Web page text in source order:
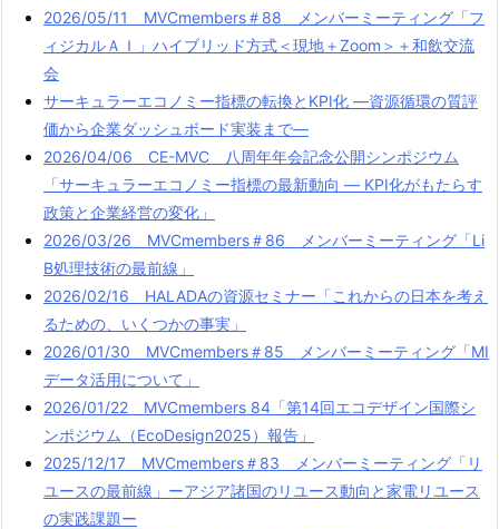
2026/05/11 MVCmembers＃88 メンバーミーティング「フ
ィジカルＡＩ」ハイブリッド方式＜現地＋Zoom＞＋和飲交流
会
サーキュラーエコノミー指標の転換とKPI化 ―資源循環の質評
価から企業ダッシュボード実装まで―
2026/04/06 CE-MVC 八周年年会記念公開シンポジウム
「サーキュラーエコノミー指標の最新動向 ― KPI化がもたらす
政策と企業経営の変化」
2026/03/26 MVCmembers＃86 メンバーミーティング「Li
B処理技術の最前線」
2026/02/16 HALADAの資源セミナー「これからの日本を考え
るための、いくつかの事実」
2026/01/30 MVCmembers＃85 メンバーミーティング「MI
データ活用について」
2026/01/22 MVCmembers 84「第14回エコデザイン国際シ
ンポジウム（EcoDesign2025）報告」
2025/12/17 MVCmembers＃83 メンバーミーティング「リ
ユースの最前線」ーアジア諸国のリユース動向と家電リユース
の実践課題ー